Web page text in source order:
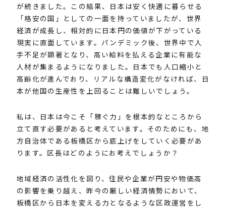
が続きました。この結果、日本は安く快適に暮らせる
「格安の国」としての一面を持っていましたが、世界
経済が成長し、相対的に日本円の価値が下がっている
現実に直面しています。パンデミック後、世界中で人
手不足が顕著となり、高い給料を払える企業に有能な
人材が集まるようになりました。日本でも人口縮小と
高齢化が進んでおり、リアルな構造変化がなければ、日
本が他国の生産性を上回ることは難しいでしょう。
私は、日本は今こそ「稼ぐ力」を根本的なところから
立て直す必要があると考えています。そのためにも、地
方自治体である板橋区から底上げをしていく必要があ
ります。区長はどのようにお考えでしょうか？
地域経済の活性化を図り、住民や企業が円安や物価高
の影響を乗り越え、昨今の厳しい経済情勢において、
板橋区から日本を変える力となるような区政運営をし